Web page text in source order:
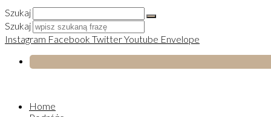
Szukaj
Szukaj
Instagram Facebook TwitterYoutube Envelope
Home